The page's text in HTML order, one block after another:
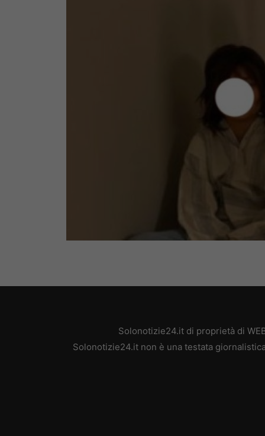
Solonotizie24.it di proprietà di
Solonotizie24.it non è una testata